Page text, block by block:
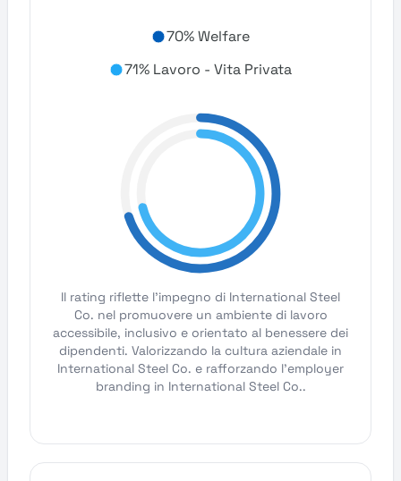
70% Welfare
71% Lavoro - Vita Privata
Il rating riflette l'impegno di International Steel
Co. nel promuovere un ambiente di lavoro
accessibile, inclusivo e orientato al benessere dei
dipendenti. Valorizzando la cultura aziendale in
International Steel Co. e rafforzando l'employer
branding in International Steel Co..